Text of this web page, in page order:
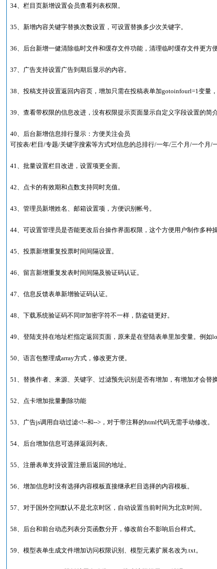
34、栏目页新增设置会员查看列表权限。
35、新增内容关键字替换次数设置，可设置替换多少次关键字。
36、后台新增一健清除临时文件和缓存文件功能，清理临时缓存文件更方
37、广告支持设置广告到期后显示的内容。
38、投稿支持设置返回内容页，增加只需在投稿表单加gotoinfourl=1变量
39、查看带权限的信息改进，没有权限提示页面显示自定义字段设置的简
40、后台新增信息排行显示：方便关注会员
可按表/栏目/专题/关键字搜索等方式对信息的总排行/一年/三个月/一个月/
41、批量设置栏目改进，设置项更全面。
42、点卡的有效期和点数支持同时充值。
43、管理员新增姓名、邮箱设置项，方便识别帐号。
44、可设置管理员是否能更改后台操作界面权限，这个方便用户制作多种
45、投票新增重复投票时间间隔设置。
46、留言新增重复发表时间间隔及验证码认证。
47、信息反馈表单新增验证码认证。
48、下载系统验证码不同IP加密字符不一样，防盗链更好。
49、登陆支持在地址栏指定返回页面，原来是在登陆表单里加变量。例如
50、语言包整理成array方式，修改更方便。
51、替换作者、来源、关键字、过滤预先识别是否有增加，有增加才会
52、点卡增加批量删除功能
53、广告js调用自动过滤<!--和-->，对于带注释的html代码无需手动修改。
54、后台增加信息可选择返回列表。
55、注册表单支持设置注册后返回的地址。
56、增加信息时没有选择内容模板直接继承栏目选择的内容模板。
57、对于国外空间默认不是北京时区，自动设置当前时间为北京时间。
58、后台和前台动态列表分页函数分开，修改前台不影响后台样式。
59、模型表单生成文件增加访问权限识别、模型元素扩展名改为.txt。